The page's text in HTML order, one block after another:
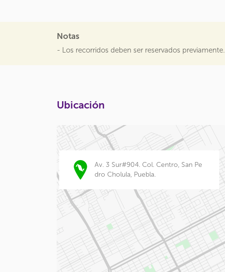
Notas
- Los recorridos deben ser reservados previamente.
Ubicación
Av. 3 Sur#904. Col. Centro, San Pe
dro Cholula, Puebla.